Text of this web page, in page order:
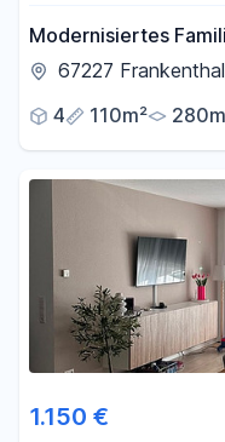
Modernisiertes
Garage &
67227
4
110m²
1.150 €